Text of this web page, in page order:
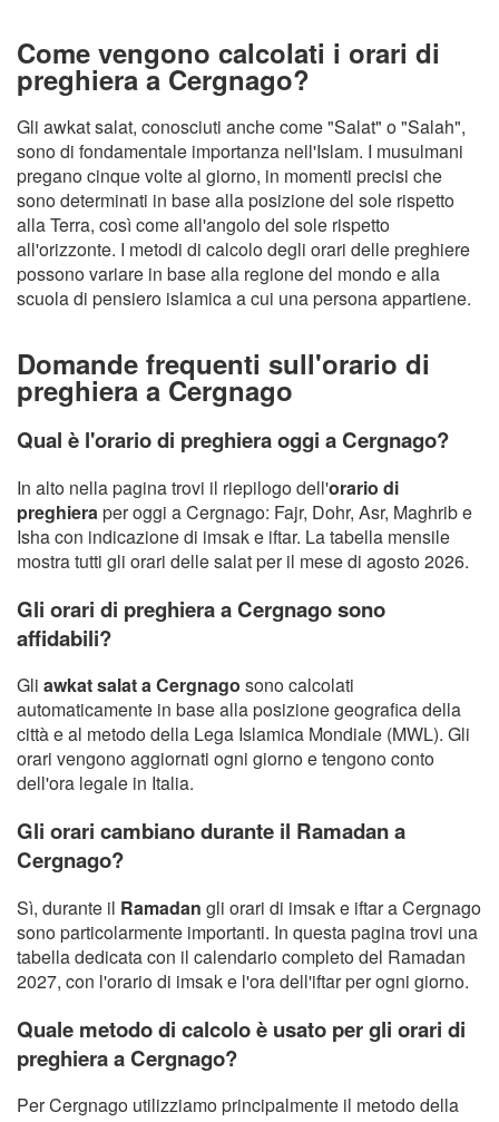
Come vengono calcolati i orari di
preghiera a Cergnago?
Gli awkat salat, conosciuti anche come "Salat" o "Salah",
sono di fondamentale importanza nell'Islam. I musulmani
pregano cinque volte al giorno, in momenti precisi che
sono determinati in base alla posizione del sole rispetto
alla Terra, così come all'angolo del sole rispetto
all'orizzonte. I metodi di calcolo degli orari delle preghiere
possono variare in base alla regione del mondo e alla
scuola di pensiero islamica a cui una persona appartiene.
Domande frequenti sull'orario di
preghiera a Cergnago
Qual è l'orario di preghiera oggi a Cergnago?
In alto nella pagina trovi il riepilogo dell'orario di
preghieraper oggi a Cergnago: Fajr, Dohr, Asr, Maghrib e
Isha con indicazione di imsak e iftar. La tabella mensile
mostra tutti gli orari delle salat per il mese di agosto 2026.
Gli orari di preghiera a Cergnago sono
affidabili?
Gli awkat salat a Cergnago sono calcolati
automaticamente in base alla posizione geografica della
città e al metodo della Lega Islamica Mondiale (MWL). Gli
orari vengono aggiornati ogni giorno e tengono conto
dell'ora legale in Italia.
Gli orari cambiano durante il Ramadan a
Cergnago?
Sì, durante il Ramadan gli orari di imsak e iftar a Cergnago
sono particolarmente importanti. In questa pagina trovi una
tabella dedicata con il calendario completo del Ramadan
2027, con l'orario di imsak e l'ora dell'iftar per ogni giorno.
Quale metodo di calcolo è usato per gli orari di
preghiera a Cergnago?
Per Cergnago utilizziamo principalmente il metodo della